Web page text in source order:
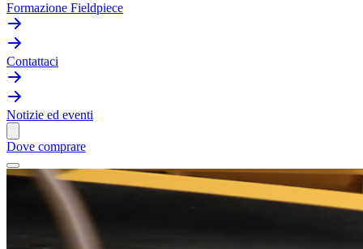
Formazione Fieldpiece
Contattaci
Notizie ed eventi
Dove comprare